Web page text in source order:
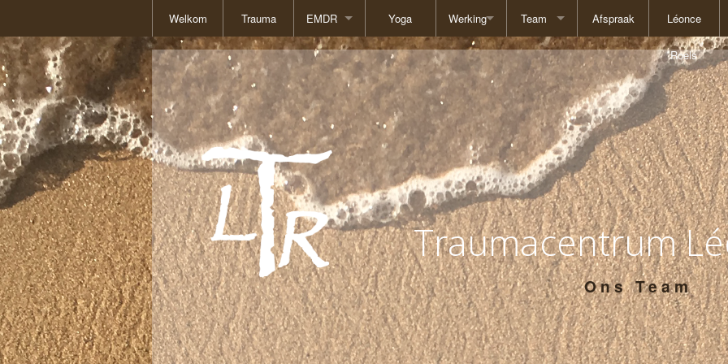
Welkom Trauma EMDR
Basisboek EMDR
Literatuur
Yoga Werking
Doelgroep
Werkwijze
Tarieven
Waarden
GDPR
Team
Ludwig Cornil
Iris Albrecht
Julie Bocquet
Frank Houben
Katrien Van Kerrebroeck
Margaux Lemesre
Annelies Mervielde
Lotte Simons
Stephanie Van Cauwenberghe
Afspraak Léonce
Roels
Traumacentrum
Ons Team